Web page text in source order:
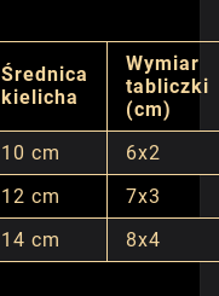
Średnica
kielicha
Wymiar
tabliczki
(cm)
10 cm
6x2
12 cm
7x3
14 cm 8x4